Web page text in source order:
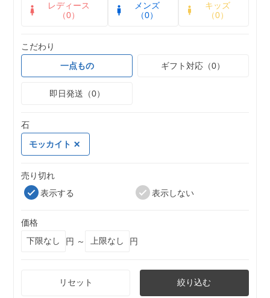
レディース
（0）
メンズ
（0）
キッズ
（0）
こだわり
一点もの
ギフト対応（0）
即日発送（0）
石
モッカイト
売り切れ
表示する
表示しない
価格
円 ～
円
リセット 絞り込む